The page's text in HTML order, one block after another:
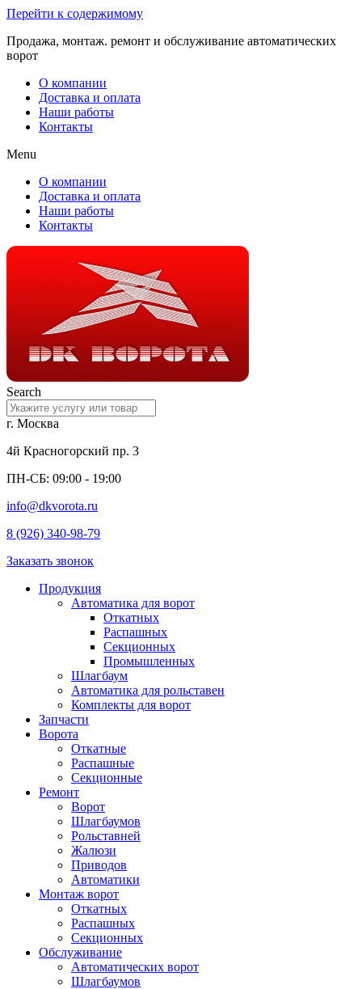
Перейти к содержимому
Продажа, монтаж. ремонт и обслуживание автоматических
ворот
О компании
Доставка и оплата
Наши работы
Контакты
Menu
О компании
Доставка и оплата
Наши работы
Контакты
Search
г. Москва
4й Красногорский пр. 3
ПН-СБ: 09:00 - 19:00
info@dkvorota.ru
8 (926) 340-98-79
Заказать звонок
Продукция
Автоматика для ворот
Откатных
Распашных
Секционных
Промышленных
Шлагбаум
Автоматика для рольставен
Комплекты для ворот
Запчасти
Ворота
Откатные
Распашные
Секционные
Ремонт
Ворот
Шлагбаумов
Рольставней
Жалюзи
Приводов
Автоматики
Монтаж ворот
Откатных
Распашных
Секционных
Обслуживание
Автоматических ворот
Шлагбаумов